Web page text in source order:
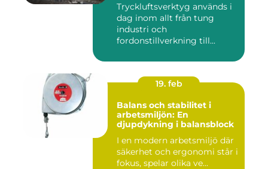
Tryckluftsverktyg används i
dag inom allt från tung
industri och
fordonstillverkning till...
19. feb
Balans och stabilitet i
arbetsmiljön: En
djupdykning i balansblock
I en modern arbetsmiljö där
säkerhet och ergonomi står i
fokus, spelar olika ve...